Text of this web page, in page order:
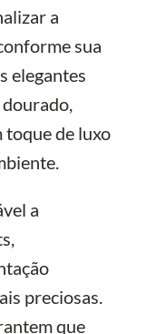
a
sua
elegantes
dourado,
toque de luxo
a
preciosas.
que